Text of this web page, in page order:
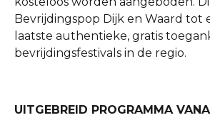
Bevrijdingspop Dijk en Waard tot
laatste authentieke, gratis
bevrijdingsfestivals in de regio.
UITGEBREID PROGRAMMA